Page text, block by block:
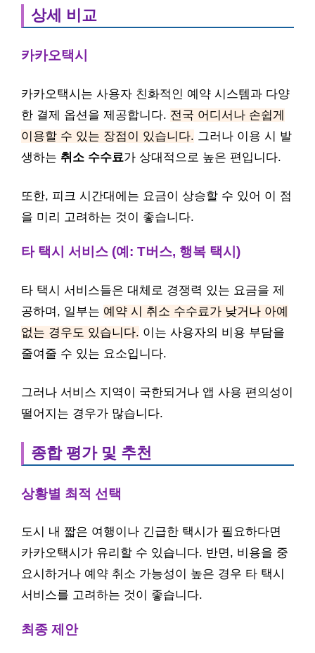
상세 비교
카카오택시
카카오택시는 사용자 친화적인 예약 시스템과 다양
한 결제 옵션을 제공합니다. 전국 어디서나 손쉽게
이용할 수 있는 장점이 있습니다. 그러나 이용 시 발
생하는 취소 수수료가 상대적으로 높은 편입니다.
또한, 피크 시간대에는 요금이 상승할 수 있어 이 점
을 미리 고려하는 것이 좋습니다.
타 택시 서비스 (예: T버스, 행복 택시)
타 택시 서비스들은 대체로 경쟁력 있는 요금을 제
공하며, 일부는 예약 시 취소 수수료가 낮거나 아예
없는 경우도 있습니다. 이는 사용자의 비용 부담을
줄여줄 수 있는 요소입니다.
그러나 서비스 지역이 국한되거나 앱 사용 편의성이
떨어지는 경우가 많습니다.
종합 평가 및 추천
상황별 최적 선택
도시 내 짧은 여행이나 긴급한 택시가 필요하다면
카카오택시가 유리할 수 있습니다. 반면, 비용을 중
요시하거나 예약 취소 가능성이 높은 경우 타 택시
서비스를 고려하는 것이 좋습니다.
최종 제안